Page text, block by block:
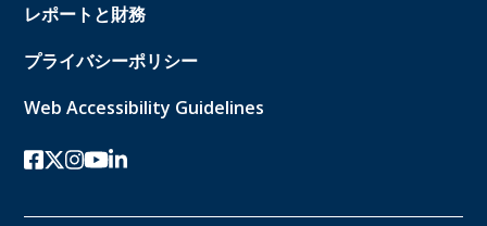
レポートと財務
プライバシーポリシー
Web Accessibility Guidelines
フェイスブック
ツイッターx
インスタグラム
ユーチューブ
リンクトイン